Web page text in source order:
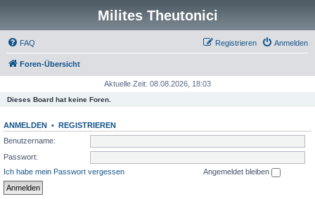
Milites Theutonici
FAQ Anmelden
Registrieren
Foren-Übersicht
Aktuelle Zeit: 08.08.2026, 18:03
Dieses Board hat keine Foren.
ANMELDEN • REGISTRIEREN
Benutzername:
Passwort:
Ich habe mein Passwort vergessen
Angemeldet bleiben